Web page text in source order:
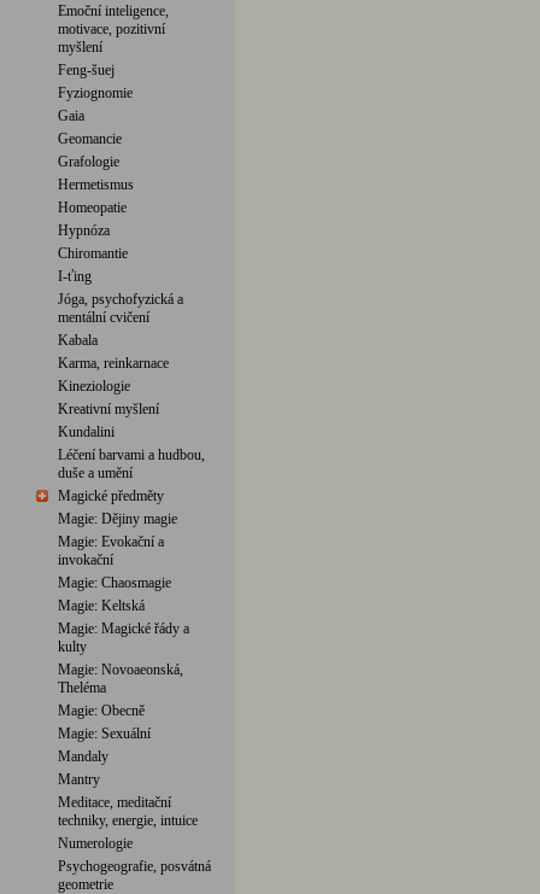
Emoční inteligence,
motivace, pozitivní
myšlení
Feng-šuej
Fyziognomie
Gaia
Geomancie
Grafologie
Hermetismus
Homeopatie
Hypnóza
Chiromantie
I-ťing
Jóga, psychofyzická a
mentální cvičení
Kabala
Karma, reinkarnace
Kineziologie
Kreativní myšlení
Kundalini
Léčení barvami a hudbou,
duše a umění
Magické předměty
Magie: Dějiny magie
Magie: Evokační a
invokační
Magie: Chaosmagie
Magie: Keltská
Magie: Magické řády a
kulty
Magie: Novoaeonská,
Theléma
Magie: Obecně
Magie: Sexuální
Mandaly
Mantry
Meditace, meditační
techniky, energie, intuice
Numerologie
Psychogeografie, posvátná
geometrie